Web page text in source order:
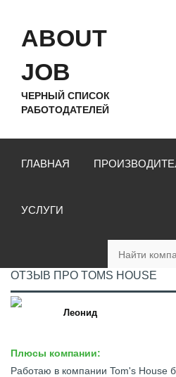
ABOUT
JOB
ЧЕРНЫЙ СПИСОК
РАБОТОДАТЕЛЕЙ
ГЛАВНАЯ
УСЛУГИ
ОТЗЫВ ПРО TOMS HOUSE
Леонид
Плюсы компании:
Работаю в компании Tom's House